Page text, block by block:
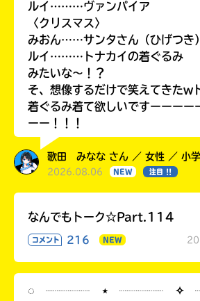
ルイ………ヴァンパイア
〈クリスマス〉
みおん……サンタさん（ひげつき）
ルイ………トナカイの着ぐるみ
みたいな〜！？
そ、想像するだけで笑えてきたw
着ぐるみ着て欲しいですーーーー
ーー！！！
歌田 みなな さん ／ 女性 ／ 小
2026.08.06 NEW 注目 !!
なんでもトーク☆Part.114
コメント 216 NEW
◌ ┈┈┈┈ ⋆ ┈┈┈┈ ✧